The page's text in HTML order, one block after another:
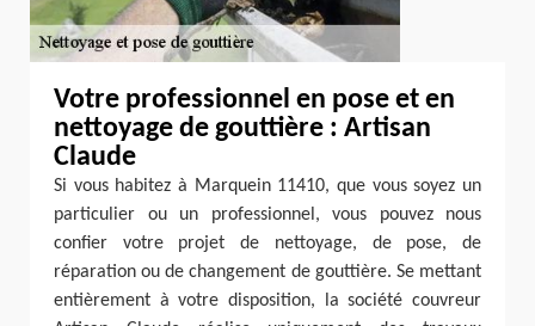
Votre professionnel en pose et en
nettoyage de gouttière : Artisan
Claude
Si vous habitez à Marquein 11410, que vous soyez un
particulier ou un professionnel, vous pouvez nous
confier votre projet de nettoyage, de pose, de
réparation ou de changement de gouttière. Se mettant
entièrement à votre disposition, la société couvreur